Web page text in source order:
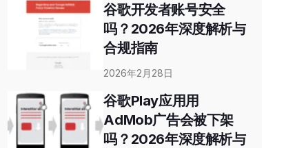
谷歌开发者账号安全
吗？2026年深度解析与
合规指南
2026年2月28日
谷歌Play应用用
AdMob广告会被下架
吗？2026年深度解析与